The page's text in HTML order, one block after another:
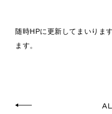
随時HPに更新してまいりま
ます。